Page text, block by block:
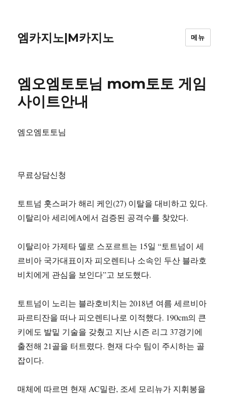
엠카지노|M카지노 메뉴
엠오엠토토님 mom토토 게임
사이트안내
엠오엠토토님
무료상담신청
토트넘 홋스퍼가 해리 케인(27) 이탈을 대비하고 있다.
이탈리아 세리에A에서 검증된 공격수를 찾았다.
이탈리아 가제타 델로 스포르트는 15일 “토트넘이 세
르비아 국가대표이자 피오렌티나 소속인 두산 블라호
비치에게 관심을 보인다”고 보도했다.
토트넘이 노리는 블라호비치는 2018년 여름 세르비아
파르티잔을 떠나 피오렌티나로 이적했다. 190cm의 큰
키에도 발밑 기술을 갖췄고 지난 시즌 리그 37경기에
출전해 21골을 터트렸다. 현재 다수 팀이 주시하는 골
잡이다.
매체에 따르면 현재 AC밀란, 조세 모리뉴가 지휘봉을